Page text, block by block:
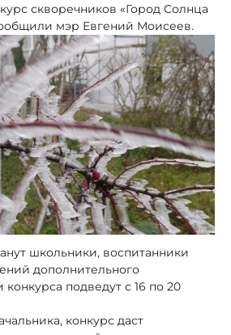
скворечников «Город Солнца
мэр Евгений Моисеев.
школьники, воспитанники
дополнительного
подведут с 16 по 20
конкурс даст